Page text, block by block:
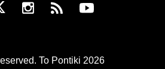
To Pontiki 2026